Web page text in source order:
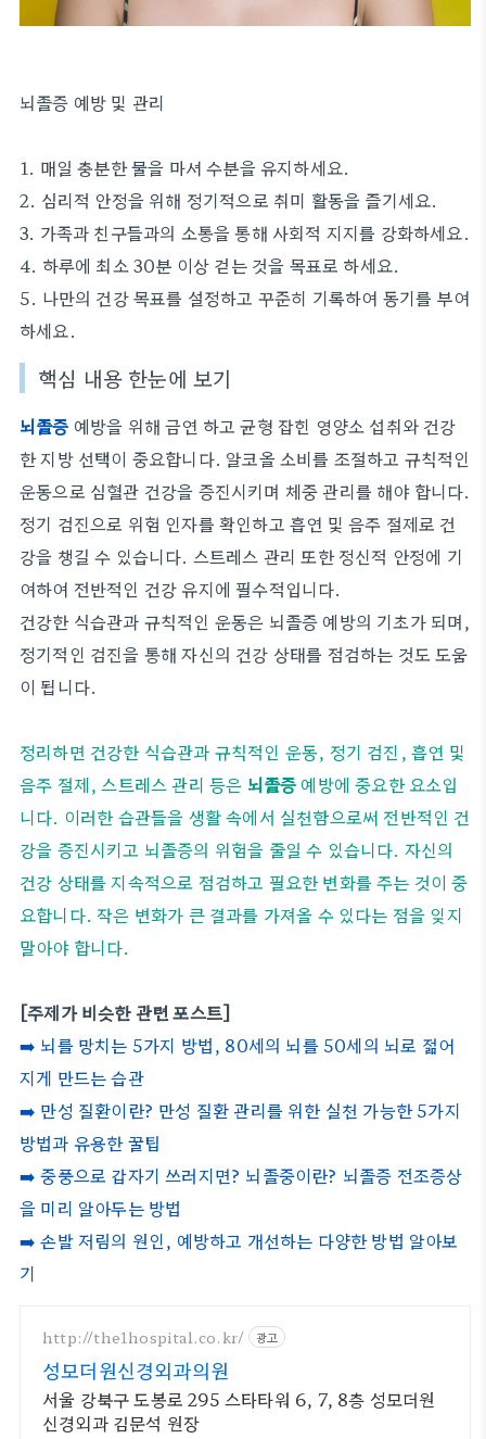
뇌졸증 예방 및 관리
1. 매일 충분한 물을 마셔 수분을 유지하세요.
2. 심리적 안정을 위해 정기적으로 취미 활동을 즐기세요.
3. 가족과 친구들과의 소통을 통해 사회적 지지를 강화하세요.
4. 하루에 최소 30분 이상 걷는 것을 목표로 하세요.
5. 나만의 건강 목표를 설정하고 꾸준히 기록하여 동기를 부여
하세요.
핵심 내용 한눈에 보기
뇌졸증 예방을 위해 금연 하고 균형 잡힌 영양소 섭취와 건강
한 지방 선택이 중요합니다. 알코올 소비를 조절하고 규칙적인
운동으로 심혈관 건강을 증진시키며 체중 관리를 해야 합니다.
정기 검진으로 위험 인자를 확인하고 흡연 및 음주 절제로 건
강을 챙길 수 있습니다. 스트레스 관리 또한 정신적 안정에 기
여하여 전반적인 건강 유지에 필수적입니다.
건강한 식습관과 규칙적인 운동은 뇌졸증 예방의 기초가 되며,
정기적인 검진을 통해 자신의 건강 상태를 점검하는 것도 도움
이 됩니다.
정리하면 건강한 식습관과 규칙적인 운동, 정기 검진, 흡연 및
음주 절제, 스트레스 관리 등은 뇌졸증 예방에 중요한 요소입
니다. 이러한 습관들을 생활 속에서 실천함으로써 전반적인 건
강을 증진시키고 뇌졸증의 위험을 줄일 수 있습니다. 자신의
건강 상태를 지속적으로 점검하고 필요한 변화를 주는 것이 중
요합니다. 작은 변화가 큰 결과를 가져올 수 있다는 점을 잊지
말아야 합니다.
[주제가 비슷한 관련 포스트]
➡️ 뇌를 망치는 5가지 방법, 80세의 뇌를 50세의 뇌로 젊어
지게 만드는 습관
➡️ 만성 질환이란? 만성 질환 관리를 위한 실천 가능한 5가지
방법과 유용한 꿀팁
➡️ 중풍으로 갑자기 쓰러지면? 뇌졸중이란? 뇌졸증 전조증상
을 미리 알아두는 방법
➡️ 손발 저림의 원인, 예방하고 개선하는 다양한 방법 알아보
기
http://the1hospital.co.kr/ 광고
성모더원신경외과의원
서울 강북구 도봉로 295 스타타워 6, 7, 8층 성모더원
신경외과 김문석 원장